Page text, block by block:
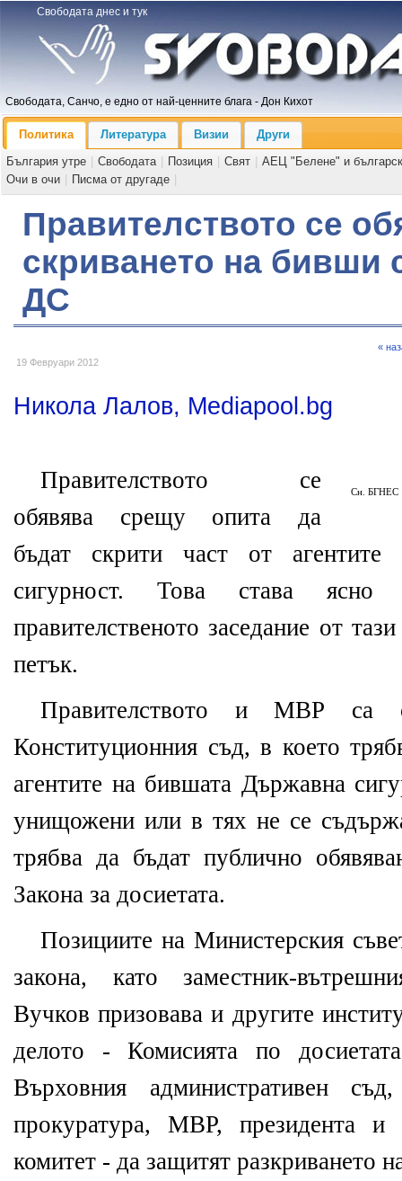
Свободата днес и тук
Свободата, Санчо, е едно от най-ценните блага - Дон Кихот
Политика Литература Визии
Други
България утре
Свободата Позиция Свят
АЕЦ "Белене" и
Очи в очи
Писма от другаде
Правителството се
скриването на бивши
ДС
19 Февруари 2012
«
Никола Лалов, Mediapool.bg
Сн. БГНЕС
Правителството се
обявява срещу опита да
бъдат скрити част от
сигурност. Това става ясно
правителственото заседание от
петък.
Правителството и МВР са
Конституционния съд, в което
агентите на бившата Държавна
унищожени или в тях не се
трябва да бъдат публично
Закона за досиетата.
Позициите на Министерския
закона, като заместник-
Вучков призовава и другите
делото - Комисията по
Върховния административен
прокуратура, МВР, президента и
комитет - да защитят разкриването